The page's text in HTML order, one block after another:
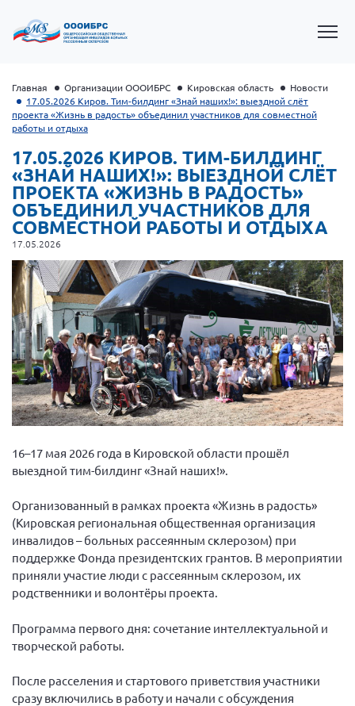
Президент Власов Я.В.
Первый вице-президент Кичигина Н. Ф.
Генеральный директор Матвиевская О.В.
Вице-президент Зрячева Н.В.
Вице-президент Шишлянников Ф.В.
Информационная служба
Отдел международных отношений
Вице-президент Валюх М.В.
Вице-президент Цикорин И.В.
Вице-президент Груба Л.В.
Главный бухгалтер Жаворонкова Г.М.
Конференция ОООИБРС 2026
Экспертный совет ОООИБРС 2025
Конференция ОООИБРС 2023
Главная Организации ОООИБРС Кировская область
Новости
17.05.2026 Киров. Тим-билдинг «Знай наших!»: выездной слёт
проекта «Жизнь в радость» объединил участников для совместной
работы и отдыха
17.05.2026 КИРОВ. ТИМ-БИЛДИНГ
«ЗНАЙ НАШИХ!»: ВЫЕЗДНОЙ СЛЁТ
ПРОЕКТА «ЖИЗНЬ В РАДОСТЬ»
ОБЪЕДИНИЛ УЧАСТНИКОВ ДЛЯ
СОВМЕСТНОЙ РАБОТЫ И ОТДЫХА
17.05.2026
16–17 мая 2026 года в Кировской области прошёл
выездной тим-билдинг «Знай наших!».
Организованный в рамках проекта «Жизнь в радость»
(Кировская региональная общественная организация
инвалидов – больных рассеянным склерозом) при
поддержке Фонда президентских грантов. В мероприятии
приняли участие люди с рассеянным склерозом, их
родственники и волонтёры проекта.
Программа первого дня: сочетание интеллектуальной и
творческой работы.
После расселения и стартового приветствия участники
сразу включились в работу и начали с обсуждения